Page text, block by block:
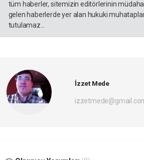
tüm haberler, sitemizin editörlerinin
gelen haberlerde yer alan hukuki
tutulamaz...
İzzet Mede